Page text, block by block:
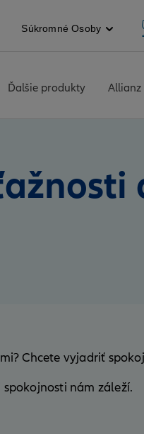
Súkromné Osoby
Ďalšie produkty Allianz
Chcete vyjadriť
nám záleží.